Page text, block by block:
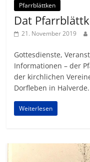
Pfarrblättken
Dat
21. November 2019
Gottesdienste,
Informationen – der
der kirchlichen
Dorfleben in Halverde.
Weiterlesen